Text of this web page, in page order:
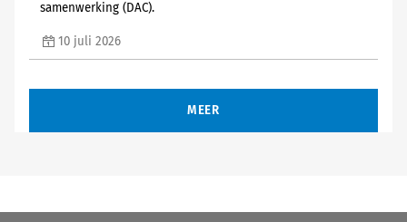
samenwerking (DAC).
10 juli 2026
MEER